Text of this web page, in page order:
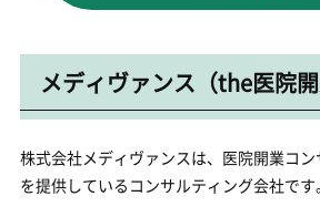
メディヴァンス（the医院開
株式会社メディヴァンスは、医院開業コ
を提供しているコンサルティング会社です。